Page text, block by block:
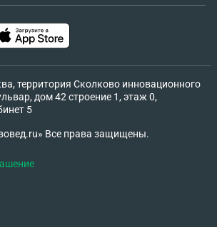
территория Сколково инновационного
дом 42 строение 1, этаж 0,
5
Все права защищены.